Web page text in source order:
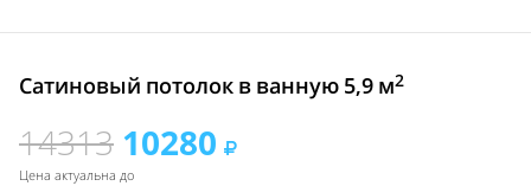
Сатиновый потолок в ванную 5,9 м2
14313 10280
Цена актуальна до